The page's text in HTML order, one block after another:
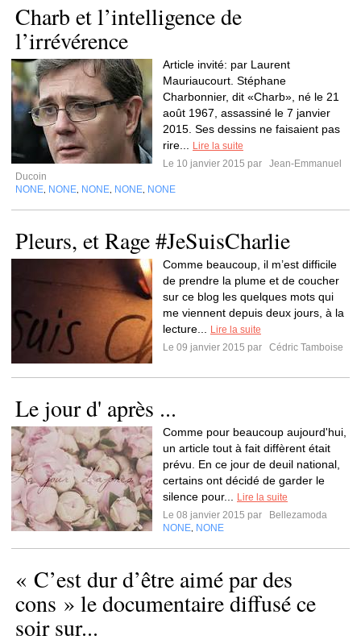
Charb et l’intelligence de
l’irrévérence
Article invité: par Laurent
Mauriaucourt. Stéphane
Charbonnier, dit «Charb», né le 21
août 1967, assassiné le 7 janvier
2015. Ses dessins ne faisaient pas
rire...
Lire la suite
Le 10 janvier 2015 par
Jean-Emmanuel
Ducoin
NONE NONE NONE NONE NONE
Pleurs, et Rage #JeSuisCharlie
Comme beaucoup, il m’est difficile
de prendre la plume et de coucher
sur ce blog les quelques mots qui
me viennent depuis deux jours, à la
lecture...
Lire la suite
Le 09 janvier 2015 par
Cédric Tamboise
Le jour d' après ...
Comme pour beaucoup aujourd'hui,
un article tout à fait diffèrent était
prévu. En ce jour de deuil national,
certains ont décidé de garder le
silence pour...
Lire la suite
Le 08 janvier 2015 par
Bellezamoda
NONE NONE
« C’est dur d’être aimé par des
cons » le documentaire diffusé ce
soir sur...